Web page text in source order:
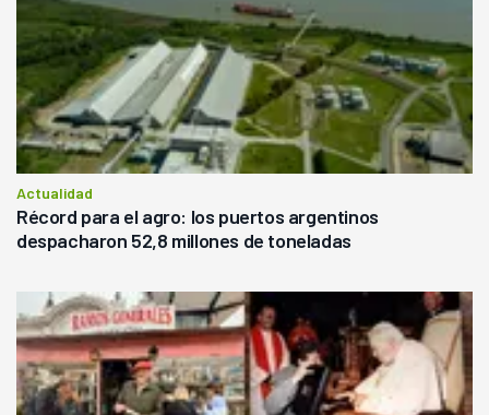
Actualidad
Récord para el agro: los puertos argentinos
despacharon 52,8 millones de toneladas